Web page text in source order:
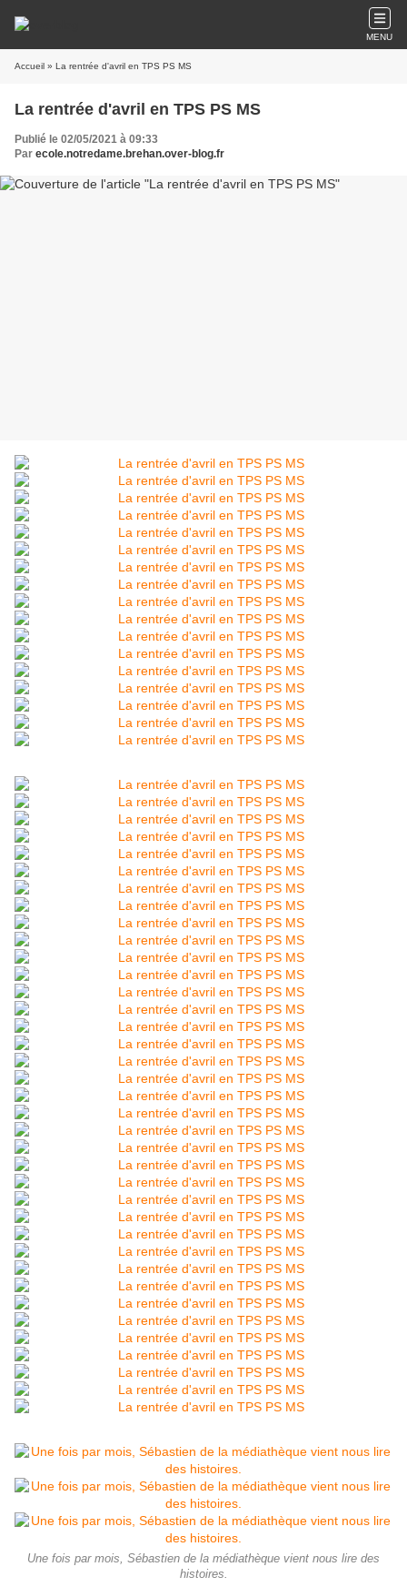
MENU
Accueil » La rentrée d'avril en TPS PS MS
La rentrée d'avril en TPS PS MS
Publié le 02/05/2021 à 09:33
Par ecole.notredame.brehan.over-blog.fr
Une fois par mois, Sébastien de la médiathèque vient nous lire des
histoires.